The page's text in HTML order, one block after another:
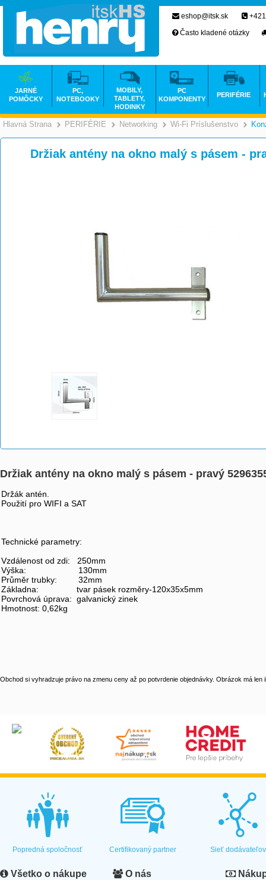
Hlavná Strana >
PERIFÉRIE >
Networking >
Wi-Fi Príslušenstvo
Držiak antény na okno malý s pásem -
Držiak antény na okno malý s pásem - pravý
Držák antén.
Použití pro WIFI a SAT
Technické parametry:
Vzdálenost od zdi: 250mm
Výška: 130mm
Průměr trubky: 32mm
Základna: tvar pásek rozměry-120x35x5mm
Povrchová úprava: galvanický zinek
Hmotnost: 0,62kg
Obchod si vyhradzuje právo na zmenu ceny až po potvrdenie objednávky. Obrázok má len
eshop@itsk.sk
Často kladené otázky
JARNÉ
POMÔCKY
PC,
NOTEBOOKY
MOBILY,
TABLETY,
HODINKY
PC
KOMPONENTY
PERIFÉRIE
Popredná spoločnosť Certifikovaný partner Sieť dodávateľov
Všetko o nákupe O nás